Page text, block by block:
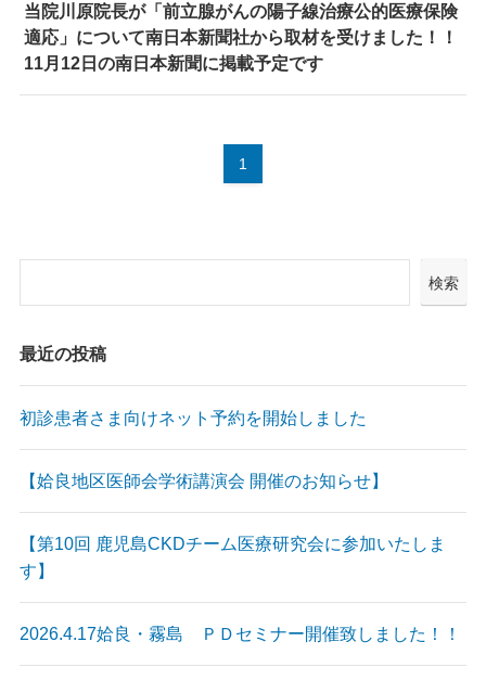
当院川原院長が「前立腺がんの陽子線治療公的医療保険
適応」について南日本新聞社から取材を受けました！！
11月12日の南日本新聞に掲載予定です
1
検索
最近の投稿
初診患者さま向けネット予約を開始しました
【姶良地区医師会学術講演会 開催のお知らせ】
【第10回 鹿児島CKDチーム医療研究会に参加いたしま
す】
2026.4.17姶良・霧島 ＰＤセミナー開催致しました！！